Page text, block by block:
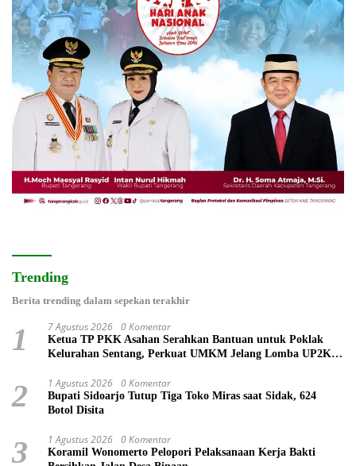
Trending
Berita trending dalam sepekan terakhir
1 7 Agustus 2026 0 Komentar
Ketua TP PKK Asahan Serahkan Bantuan untuk Poklak
Kelurahan Sentang, Perkuat UMKM Jelang Lomba UP2K
2 1 Agustus 2026 0 Komentar
Bupati Sidoarjo Tutup Tiga Toko Miras saat Sidak, 624
Botol Disita
3 1 Agustus 2026 0 Komentar
Koramil Wonomerto Pelopori Pelaksanaan Kerja Bakti